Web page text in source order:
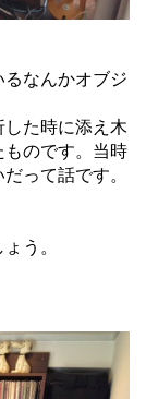
なんかオブジ
た時に添え木
ものです。当時
って話です。
う。